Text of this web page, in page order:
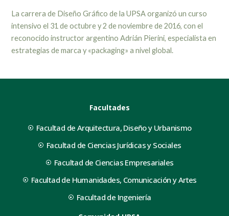
La carrera de Diseño Gráfico de la UPSA organizó un curso
intensivo el 31 de octubre y 2 de noviembre de 2016, con el
reconocido instructor argentino Adrián Pierini, especialista en
estrategias de marca y «packaging» a nivel global.
Facultades
Facultad de Arquitectura, Diseño y Urbanismo
Facultad de Ciencias Jurídicas y Sociales
Facultad de Ciencias Empresariales
Facultad de Humanidades, Comunicación y Artes
Facultad de Ingeniería